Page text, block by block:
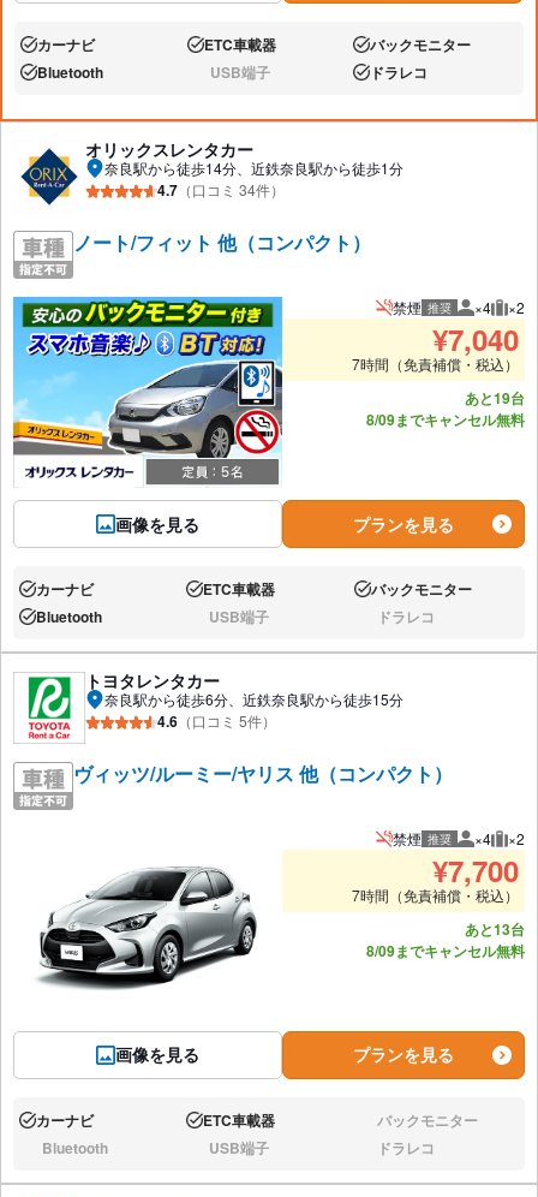
あり:カーナビ あり:ETC車載器 あり:バックモニター
あり:Bluetooth なし:USB端子 あり:ドラレコ
オリックスレンタカー
奈良駅から徒歩14分、近鉄奈良駅から徒歩1分
4.7 （口コミ 34件）
ノート/フィット 他（コンパクト）
画像を見る
禁煙 推奨 推奨人数
×4 推
×2
¥7,040
7時間（免責補償・税込）
あと19台
8/09までキャンセル無料
プランを見る
あり:カーナビ あり:ETC車載器 あり:バックモニター
あり:Bluetooth なし:USB端子 なし:ドラレコ
トヨタレンタカー
奈良駅から徒歩6分、近鉄奈良駅から徒歩15分
4.6 （口コミ 5件）
ヴィッツ/ルーミー/ヤリス 他（コンパクト）
画像を見る
禁煙 推奨 推奨人数
×4 推
×2
¥7,700
7時間（免責補償・税込）
あと13台
8/09までキャンセル無料
プランを見る
あり:カーナビ あり:ETC車載器 なし:バックモニター
なし:Bluetooth なし:USB端子 なし:ドラレコ